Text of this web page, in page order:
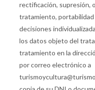
rectificación, supresión,
tratamiento,
decisiones
los datos objeto del
tratamiento en la
por correo electrónico a